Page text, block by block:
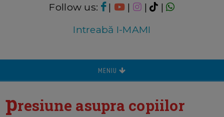
Follow us: | | |
|
Intreabă I-MAMI
MENIU
presiune asupra copiilor